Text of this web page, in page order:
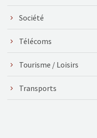
Société
Télécoms
Tourisme / Loisirs
Transports